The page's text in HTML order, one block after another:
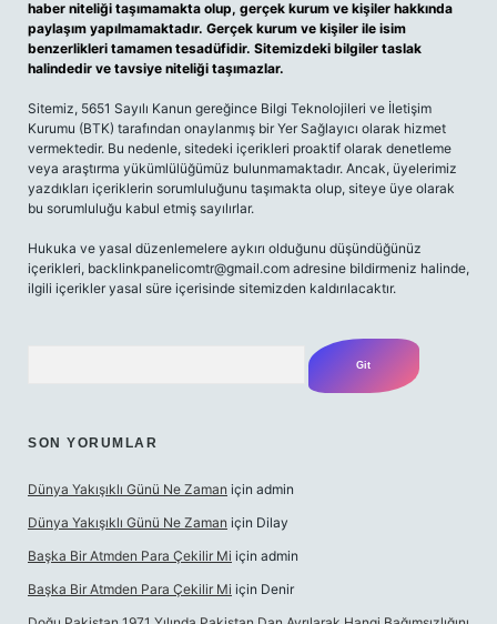
haber niteliği taşımamakta olup, gerçek kurum ve kişiler hakkında
paylaşım yapılmamaktadır. Gerçek kurum ve kişiler ile isim
benzerlikleri tamamen tesadüfidir. Sitemizdeki bilgiler taslak
halindedir ve tavsiye niteliği taşımazlar.
Sitemiz, 5651 Sayılı Kanun gereğince Bilgi Teknolojileri ve İletişim
Kurumu (BTK) tarafından onaylanmış bir Yer Sağlayıcı olarak hizmet
vermektedir. Bu nedenle, sitedeki içerikleri proaktif olarak denetleme
veya araştırma yükümlülüğümüz bulunmamaktadır. Ancak, üyelerimiz
yazdıkları içeriklerin sorumluluğunu taşımakta olup, siteye üye olarak
bu sorumluluğu kabul etmiş sayılırlar.
Hukuka ve yasal düzenlemelere aykırı olduğunu düşündüğünüz
içerikleri, backlinkpanelicomtr@gmail.com adresine bildirmeniz halinde,
ilgili içerikler yasal süre içerisinde sitemizden kaldırılacaktır.
SON YORUMLAR
Dünya Yakışıklı Günü Ne Zaman için admin
Dünya Yakışıklı Günü Ne Zaman için Dilay
Başka Bir Atmden Para Çekilir Mi için admin
Başka Bir Atmden Para Çekilir Mi için Denir